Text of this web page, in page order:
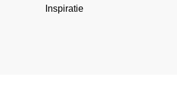
Inspiratie